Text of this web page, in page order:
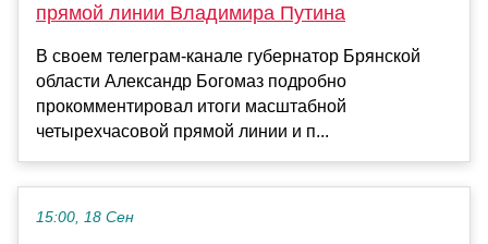
прямой линии Владимира Путина
В своем телеграм-канале губернатор Брянской
области Александр Богомаз подробно
прокомментировал итоги масштабной
четырехчасовой прямой линии и п...
15:00, 18 Сен